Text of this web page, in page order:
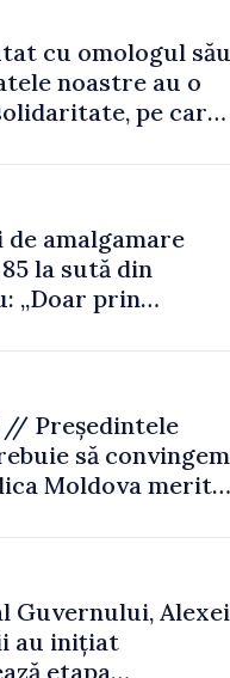
cu omologul său
noastre au o
pe care
amalgamare
la sută din
„Doar prin
// Președintele
să convingem
Moldova merită
Guvernului, Alexei
au inițiat
etapa